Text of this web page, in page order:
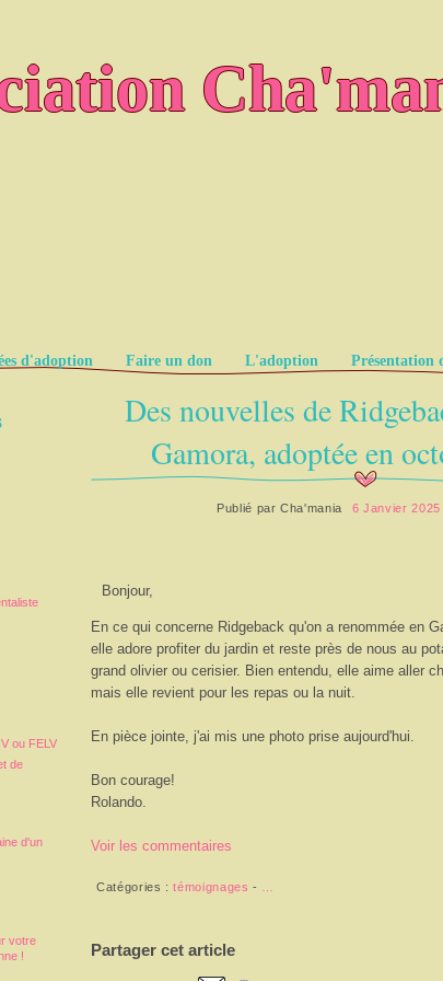
d'adoption Faire un don L'adoption Présentation
ou FELV
de
d'un
votre
!
Des nouvelles de
Gamora, adoptée en
Publié parCha'mania 6 Janvier 2025
Bonjour,
En ce qui concerne Ridgeback qu'on a renommée en
elle adore profiter du jardin et reste près de nous au
grand olivier ou cerisier. Bien entendu, elle aime aller
mais elle revient pour les repas ou la nuit.
En pièce jointe, j'ai mis une photo prise aujourd'hui.
Bon courage!
Rolando.
Voir les commentaires
Catégories :témoignages -
Partager cet article